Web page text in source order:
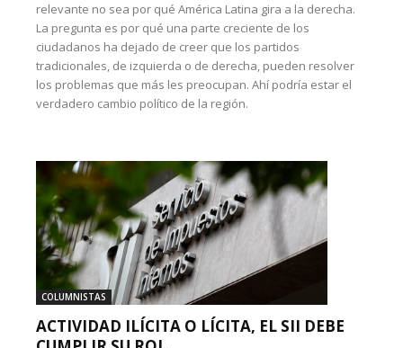
relevante no sea por qué América Latina gira a la derecha.
La pregunta es por qué una parte creciente de los
ciudadanos ha dejado de creer que los partidos
tradicionales, de izquierda o de derecha, pueden resolver
los problemas que más les preocupan. Ahí podría estar el
verdadero cambio político de la región.
COLUMNISTAS
ACTIVIDAD ILÍCITA O LÍCITA, EL SII DEBE